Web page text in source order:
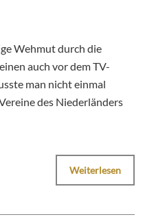
Wehmut durch die
auch vor dem TV-
man nicht einmal
des Niederländers
Weiterlesen